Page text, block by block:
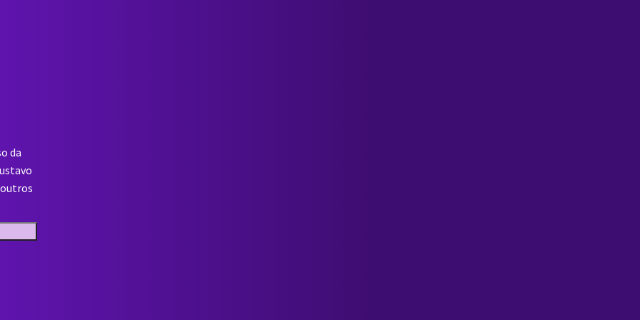
da